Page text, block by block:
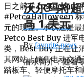
日之前在 Instagram
#PetcoHalloween 标
元的现金。承认这是最
Petco Best Buy 进军
类，Best Buy 正在让
其网站上销售电动交通
踏板车、轻便摩托车
沃尔玛将
高 1 美元
Byfavorite-news
潜水简介：随着